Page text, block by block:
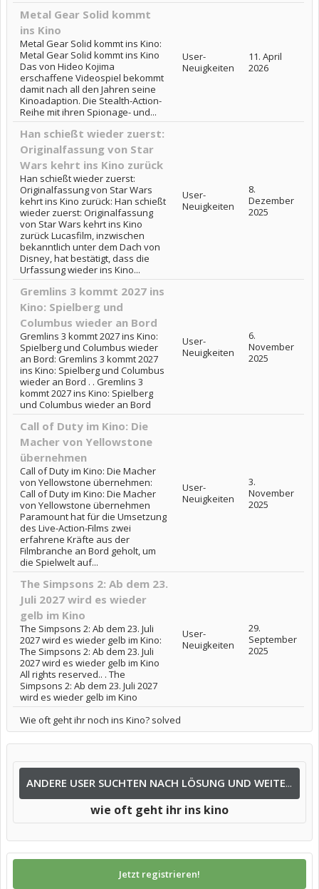
Metal Gear Solid kommt
ins Kino
Metal Gear Solid kommt ins Kino:
Metal Gear Solid kommt ins Kino
Das von Hideo Kojima
erschaffene Videospiel bekommt
damit nach all den Jahren seine
Kinoadaption. Die Stealth-Action-
Reihe mit ihren Spionage- und...
User-
Neuigkeiten
11. April
2026
Han schießt wieder zuerst:
Originalfassung von Star
Wars kehrt ins Kino zurück
Han schießt wieder zuerst:
Originalfassung von Star Wars
kehrt ins Kino zurück: Han schießt
wieder zuerst: Originalfassung
von Star Wars kehrt ins Kino
zurück Lucasfilm, inzwischen
bekanntlich unter dem Dach von
Disney, hat bestätigt, dass die
Urfassung wieder ins Kino...
User-
Neuigkeiten
8.
Dezember
2025
Gremlins 3 kommt 2027 ins
Kino: Spielberg und
Columbus wieder an Bord
Gremlins 3 kommt 2027 ins Kino:
Spielberg und Columbus wieder
an Bord: Gremlins 3 kommt 2027
ins Kino: Spielberg und Columbus
wieder an Bord . . Gremlins 3
kommt 2027 ins Kino: Spielberg
und Columbus wieder an Bord
User-
Neuigkeiten
6.
November
2025
Call of Duty im Kino: Die
Macher von Yellowstone
übernehmen
Call of Duty im Kino: Die Macher
von Yellowstone übernehmen:
Call of Duty im Kino: Die Macher
von Yellowstone übernehmen
Paramount hat für die Umsetzung
des Live-Action-Films zwei
erfahrene Kräfte aus der
Filmbranche an Bord geholt, um
die Spielwelt auf...
User-
Neuigkeiten
3.
November
2025
The Simpsons 2: Ab dem 23.
Juli 2027 wird es wieder
gelb im Kino
The Simpsons 2: Ab dem 23. Juli
2027 wird es wieder gelb im Kino:
The Simpsons 2: Ab dem 23. Juli
2027 wird es wieder gelb im Kino
All rights reserved.. . The
Simpsons 2: Ab dem 23. Juli 2027
wird es wieder gelb im Kino
User-
Neuigkeiten
29.
September
2025
Wie oft geht ihr noch ins Kino? solved
ANDERE USER SUCHTEN NACH LÖSUNG UND WEITEREN INFOS NACH:
wie oft geht ihr ins kino
Jetzt registrieren!